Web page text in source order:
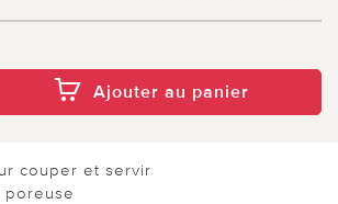
Ajouter au panier
couper et servir
poreuse